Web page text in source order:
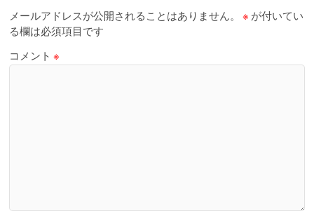
メールアドレスが公開されることはありません。 ※ が付いてい
る欄は必須項目です
コメント※